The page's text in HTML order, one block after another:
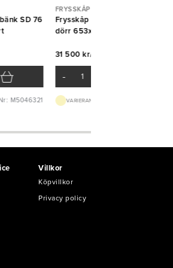
SD 76
M5046321
FRYSSKÅP
Frysskåp GCCN med
dörr 653x842x2040mm Asber
31 500 kr/st
-
VARIERANDE LEVTID
Villkor
Köpvillkor
Privacy policy